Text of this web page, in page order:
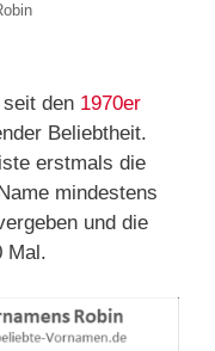
den 1970er
Beliebtheit.
erstmals die
mindestens
und die
Mal.